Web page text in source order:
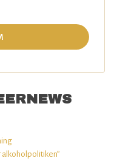
alkoholpolitiken”